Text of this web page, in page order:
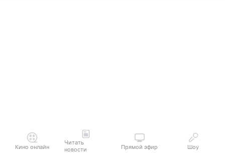
Кино онлайн
Читать
новости
Прямой эфир Шоу